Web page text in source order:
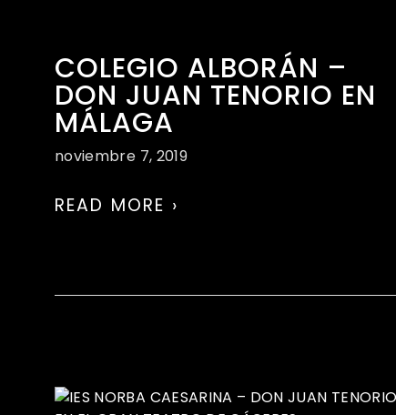
COLEGIO ALBORÁN –
DON JUAN TENORIO EN
MÁLAGA
noviembre 7, 2019
READ MORE ›